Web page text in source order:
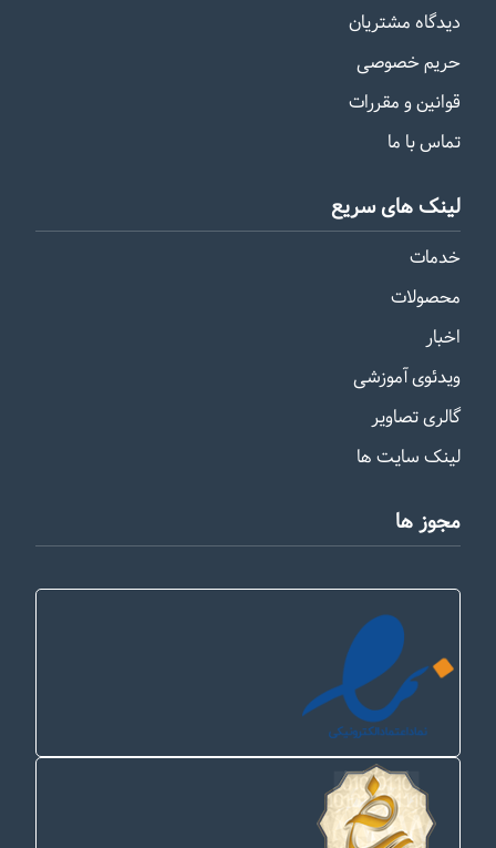
دیدگاه مشتریان
حریم خصوصی
قوانین و مقررات
تماس با ما
لینک های سریع
خدمات
محصولات
اخبار
ویدئوی آموزشی
گالری تصاویر
لینک سایت ها
مجوز ها